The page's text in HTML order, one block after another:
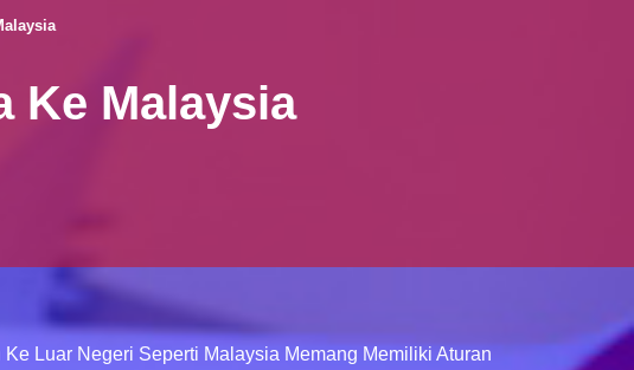
Ke Malaysia
Luar Negeri Seperti Malaysia Memang Memiliki Aturan